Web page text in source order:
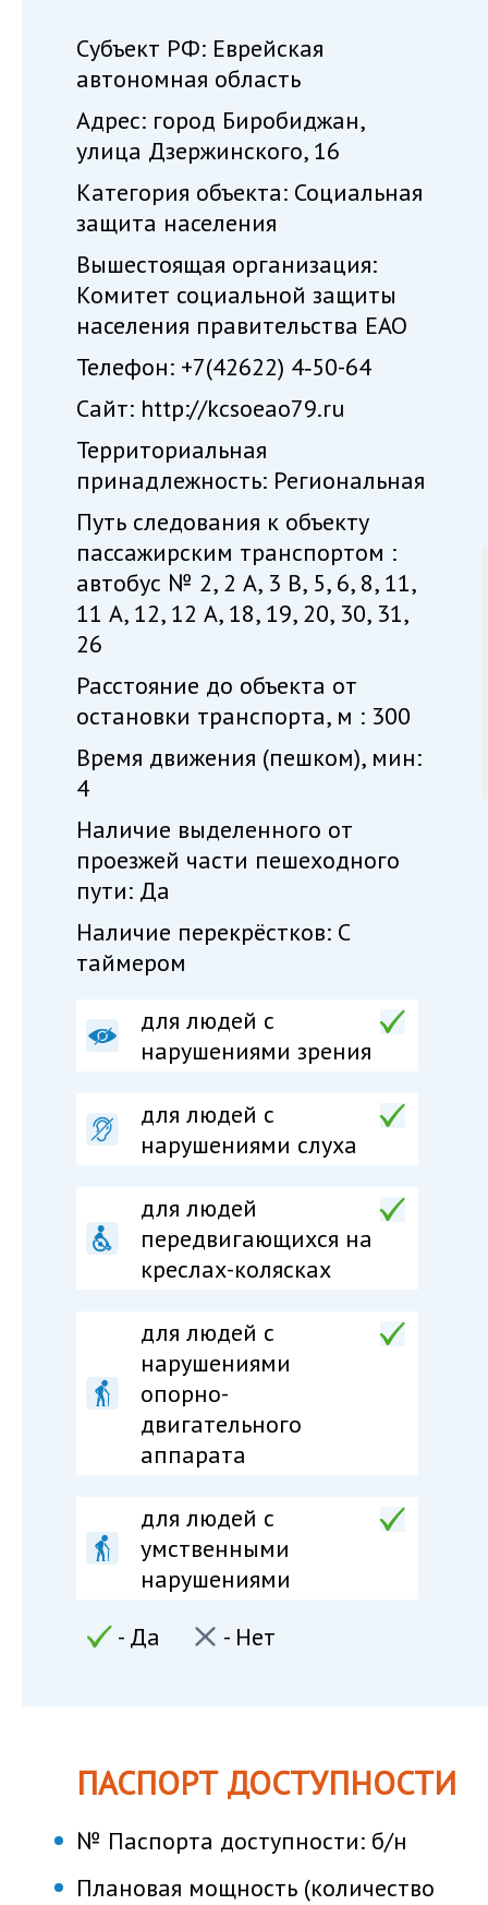
Субъект РФ: Еврейская
автономная область
Адрес: город Биробиджан,
улица Дзержинского, 16
Категория объекта: Социальная
защита населения
Вышестоящая организация:
Комитет социальной защиты
населения правительства ЕАО
Телефон: +7(42622) 4‑50-64
Сайт: http://kcsoeao79.ru
Территориальная
принадлежность: Региональная
Путь следования к объекту
пассажирским транспортом :
автобус № 2, 2 А, 3 В, 5, 6, 8, 11,
11 А, 12, 12 А, 18, 19, 20, 30, 31,
26
Расстояние до объекта от
остановки транспорта, м : 300
Время движения (пешком), мин:
4
Наличие выделенного от
проезжей части пешеходного
пути: Да
Наличие перекрёстков: С
таймером
для людей с
нарушениями зрения
для людей с
нарушениями слуха
для людей
передвигающихся на
креслах-колясках
для людей c
нарушениями
опорно-
двигательного
аппарата
для людей c
умственными
нарушениями
- Да
- Нет
ПАСПОРТ ДОСТУПНОСТИ
№ Паспорта доступности: б/н
Плановая мощность (количество